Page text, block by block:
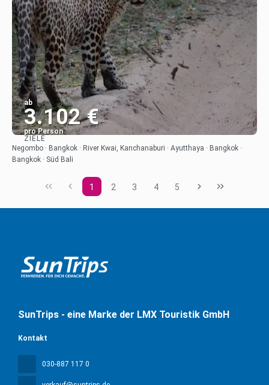
ab
3.102 €
pro Person
Sehen
ZIELE
Negombo · Bangkok · River Kwai, Kanchanaburi · Ayutthaya · Bangkok ·
Bangkok · Süd Bali
1 2 3 4 5
SunTrips - eine Marke der LMX Touristik GmbH
Kontakt
030-887 117 0